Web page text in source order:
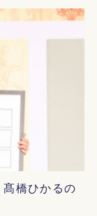
橋ひかるの